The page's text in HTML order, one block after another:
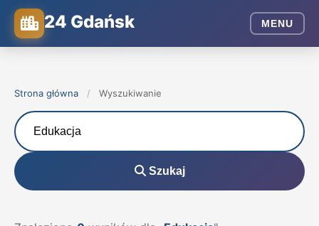
24 Gdańsk MENU
Strona główna / Wyszukiwanie
Szukaj